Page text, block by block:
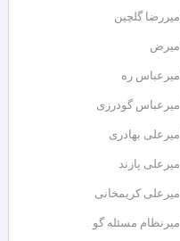
امیررضا گلچین
امیرض
امیرعباس ره
امیرعباس گودرزی
امیرعلی بهادری
امیرعلی پازند
امیرعلی کریمخانی
امیرنظام مسئله گو